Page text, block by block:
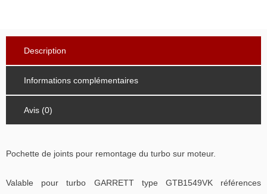
Description
Informations complémentaires
Avis (0)
Pochette de joints pour remontage du turbo sur moteur.
Valable pour turbo GARRETT type GTB1549VK références